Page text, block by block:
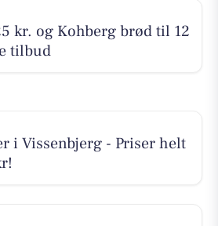
kr. og Kohberg brød til 12
tilbud
i Vissenbjerg - Priser helt